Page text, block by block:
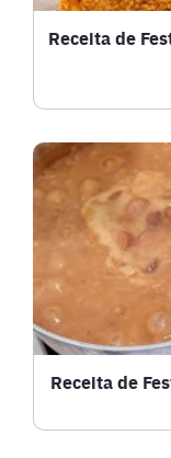
LOW
MASSAS
Receita de
Receita de